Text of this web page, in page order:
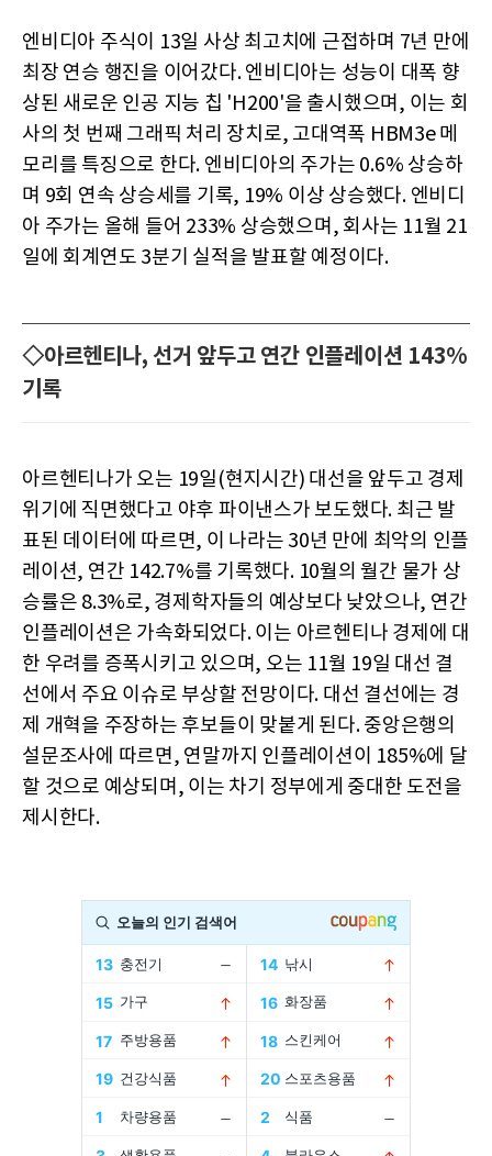
엔비디아 주식이 13일 사상 최고치에 근접하며 7년 만에
최장 연승 행진을 이어갔다. 엔비디아는 성능이 대폭 향
상된 새로운 인공 지능 칩 'H200'을 출시했으며, 이는 회
사의 첫 번째 그래픽 처리 장치로, 고대역폭 HBM3e 메
모리를 특징으로 한다. 엔비디아의 주가는 0.6% 상승하
며 9회 연속 상승세를 기록, 19% 이상 상승했다. 엔비디
아 주가는 올해 들어 233% 상승했으며, 회사는 11월 21
일에 회계연도 3분기 실적을 발표할 예정이다.
◇아르헨티나, 선거 앞두고 연간 인플레이션 143%
기록
아르헨티나가 오는 19일(현지시간) 대선을 앞두고 경제
위기에 직면했다고 야후 파이낸스가 보도했다. 최근 발
표된 데이터에 따르면, 이 나라는 30년 만에 최악의 인플
레이션, 연간 142.7%를 기록했다. 10월의 월간 물가 상
승률은 8.3%로, 경제학자들의 예상보다 낮았으나, 연간
인플레이션은 가속화되었다. 이는 아르헨티나 경제에 대
한 우려를 증폭시키고 있으며, 오는 11월 19일 대선 결
선에서 주요 이슈로 부상할 전망이다. 대선 결선에는 경
제 개혁을 주장하는 후보들이 맞붙게 된다. 중앙은행의
설문조사에 따르면, 연말까지 인플레이션이 185%에 달
할 것으로 예상되며, 이는 차기 정부에게 중대한 도전을
제시한다.